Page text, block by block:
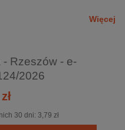
w tym 570 dziennikarzy i
kraju i za granicą, a jej
prestiżowe nagrody
Więcej
Rzeszów - e-
2026
30 dni: 3,79 zł